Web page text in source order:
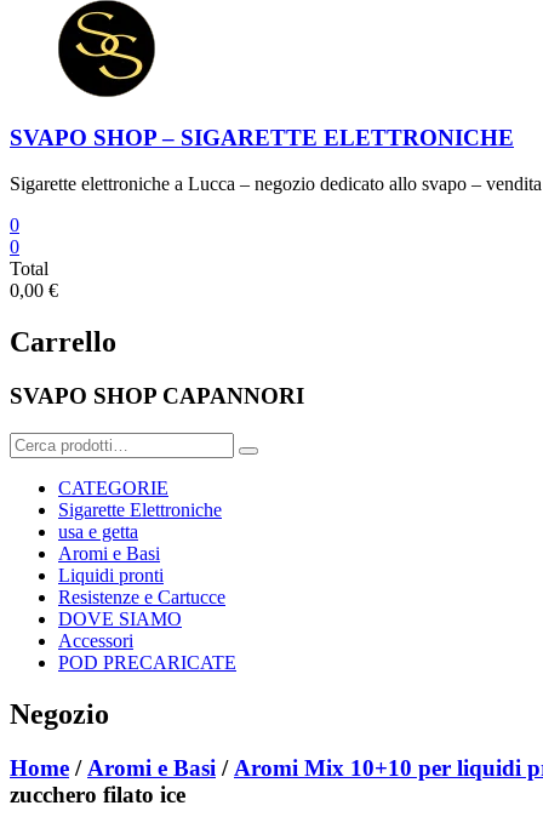
SVAPO SHOP – SIGARETTE ELETTRONICHE
Sigarette elettroniche a Lucca – negozio dedicato allo svapo –
0
0
Total
0,00 €
Carrello
SVAPO SHOP CAPANNORI
Cerca:
CATEGORIE
Sigarette Elettroniche
usa e getta
Aromi e Basi
Liquidi pronti
Resistenze e Cartucce
DOVE SIAMO
Accessori
POD PRECARICATE
Negozio
Home / Aromi e Basi / Aromi Mix 10+10 per liquidi
zucchero filato ice